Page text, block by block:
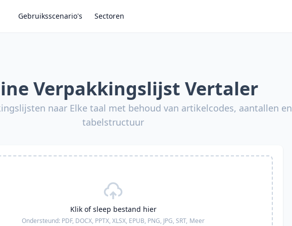
Gebruiksscenario's Sectoren
Verpakkingslijst Vertaler
naar Elke taal met behoud van artikelcodes, aantallen en
tabelstructuur
Klik of sleep bestand hier
Ondersteund: PDF, DOCX, PPTX, XLSX, EPUB, PNG, JPG, SRT, Meer